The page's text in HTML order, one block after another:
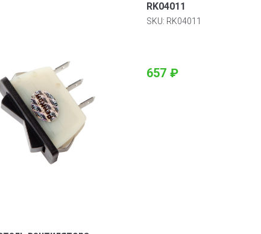
RK04011
SKU: RK04011
657 ₽